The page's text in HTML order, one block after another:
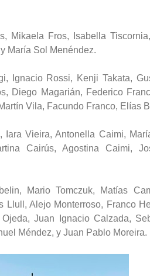
Mikaela Fros, Isabella
María Sol Menéndez.
Ignacio Rossi, Kenji Takata,
Diego Magarián, Federico
Vila, Facundo Franco, Elías
Iara Vieira, Antonella Caimi,
Cairús, Agostina Caimi,
Mario Tomczuk, Matías
Alejo Monterroso, Franco
Juan Ignacio Calzada,
Méndez, y Juan Pablo Moreira.